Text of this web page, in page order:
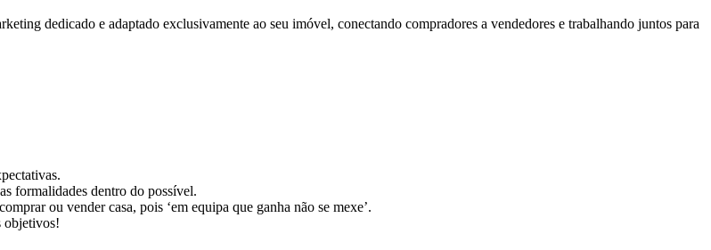
dedicado e adaptado exclusivamente ao seu imóvel, conectando compradores a vendedores e trabalhando juntos para
formalidades dentro do possível.
ou vender casa, pois ‘em equipa que ganha não se mexe’.
objetivos!